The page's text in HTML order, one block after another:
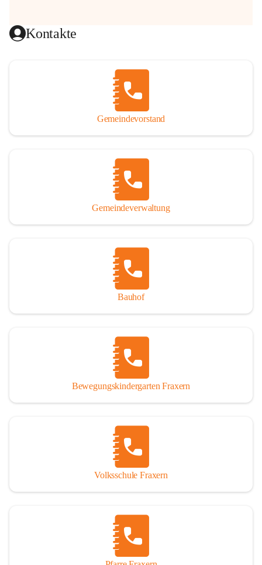
Kontakte
Gemeindevorstand
Gemeindeverwaltung
Bauhof
Bewegungskindergarten Fraxern
Volksschule Fraxern